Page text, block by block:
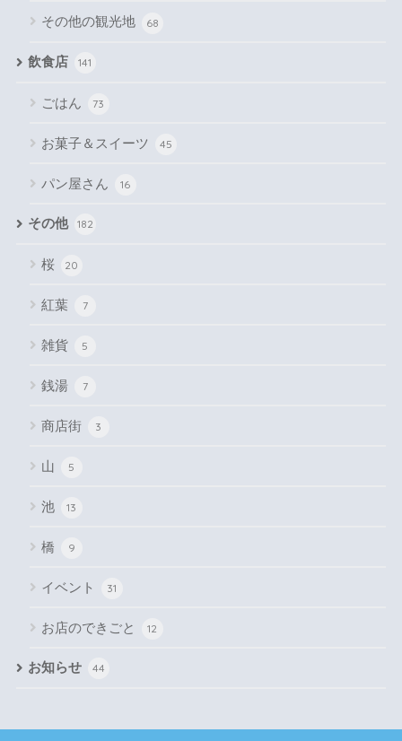
その他の観光地 68
飲食店 141
ごはん 73
お菓子＆スイーツ 45
パン屋さん 16
その他 182
桜 20
紅葉 7
雑貨 5
銭湯 7
商店街 3
山 5
池 13
橋 9
イベント 31
お店のできごと 12
お知らせ 44